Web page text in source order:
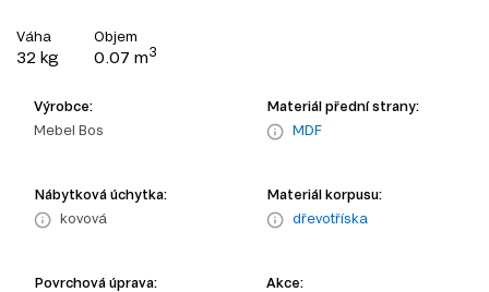
Váha
32 kg
Objem
0.07 m3
Výrobce:
Mebel Bos
Materiál přední strany:
MDF
Nábytková úchytka:
kovová
Materiál korpusu:
dřevotříska
Povrchová úprava:
Akce: